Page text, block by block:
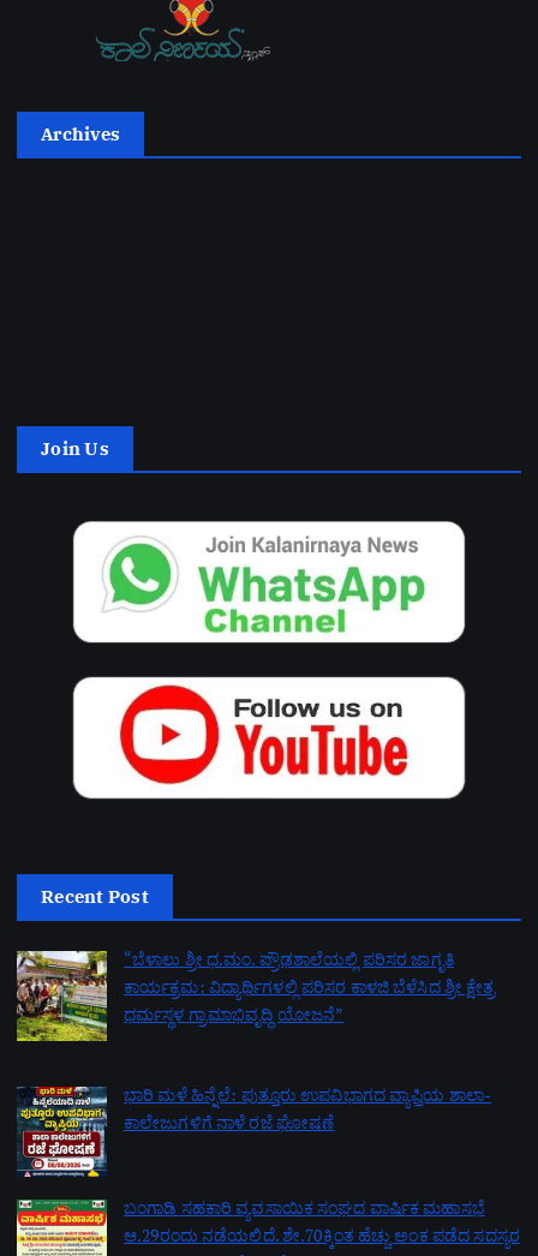
Archives
Join Us
Recent Post
“ಬೆಳಾಲು ಶ್ರೀ ಧ.ಮಂ. ಪ್ರೌಢಶಾಲೆಯಲ್ಲಿ ಪರಿಸರ ಜಾಗೃತಿ
ಕಾರ್ಯಕ್ರಮ: ವಿದ್ಯಾರ್ಥಿಗಳಲ್ಲಿ ಪರಿಸರ ಕಾಳಜಿ ಬೆಳೆಸಿದ ಶ್ರೀ ಕ್ಷೇತ್ರ
ಧರ್ಮಸ್ಥಳ ಗ್ರಾಮಾಭಿವೃದ್ಧಿ ಯೋಜನೆ”
ಭಾರಿ ಮಳೆ ಹಿನ್ನೆಲೆ: ಪುತ್ತೂರು ಉಪವಿಭಾಗದ ವ್ಯಾಪ್ತಿಯ ಶಾಲಾ-
ಕಾಲೇಜುಗಳಿಗೆ ನಾಳೆ ರಜೆ ಘೋಷಣೆ
ಬಂಗಾಡಿ ಸಹಕಾರಿ ವ್ಯವಸಾಯಿಕ ಸಂಘದ ವಾರ್ಷಿಕ ಮಹಾಸಭೆ
ಆ.29ರಂದು ನಡೆಯಲಿದೆ. ಶೇ.70ಕ್ಕಿಂತ ಹೆಚ್ಚು ಅಂಕ ಪಡೆದ ಸದಸ್ಯರ